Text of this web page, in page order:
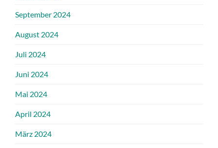
September 2024
August 2024
Juli 2024
Juni 2024
Mai 2024
April 2024
März 2024